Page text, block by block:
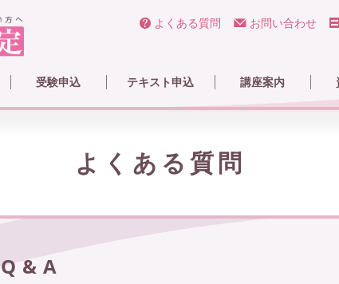
検定とは
情報
受験申込
1・2・準2・3級受験
特級受験
テキスト申込
3級テキスト
2級テキスト
1級テキスト
メイクパレット
講座案内
eラーニング
ライブ&実技
通信講座
メイクセラピスト養
MTJ認定講師・スクメ
合
メ
会
よくある質問 お問い合わせ
よくある質問
Q&A